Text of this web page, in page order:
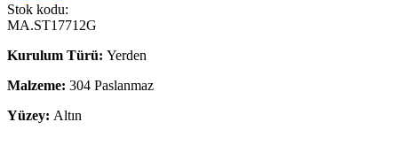
Stok kodu:
MA.ST17712G
Kurulum Türü: Yerden
Malzeme: 304 Paslanmaz
Yüzey: Altın